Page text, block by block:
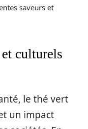
saveurs et
culturels
le thé vert
un impact